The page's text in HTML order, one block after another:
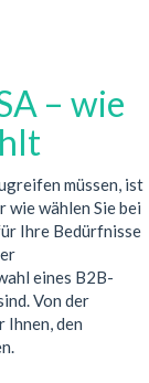
– wie
müssen, ist
wählen Sie bei
Ihre Bedürfnisse
eines B2B-
Von der
Ihnen, den